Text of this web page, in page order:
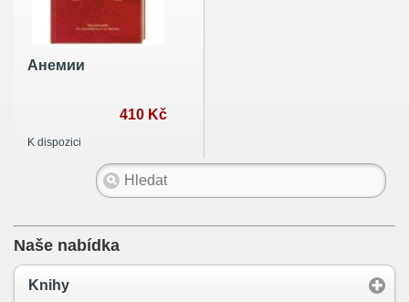
Анемии
410 Kč
K dispozici
Naše nabídka
Knihy